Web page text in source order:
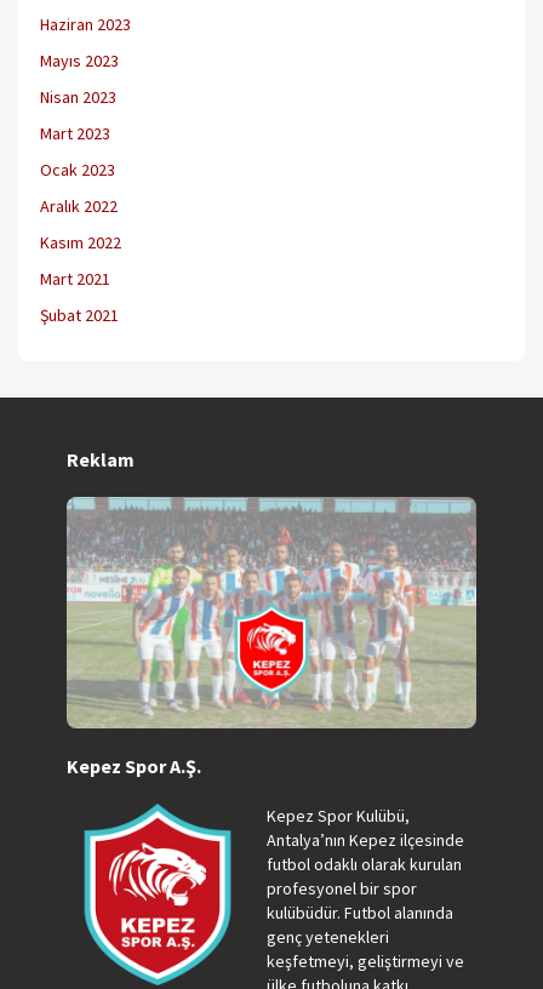
Haziran 2023
Mayıs 2023
Nisan 2023
Mart 2023
Ocak 2023
Aralık 2022
Kasım 2022
Mart 2021
Şubat 2021
Reklam
Kepez Spor A.Ş.
Kepez Spor Kulübü,
Antalya’nın Kepez ilçesinde
futbol odaklı olarak kurulan
profesyonel bir spor
kulübüdür. Futbol alanında
genç yetenekleri
keşfetmeyi, geliştirmeyi ve